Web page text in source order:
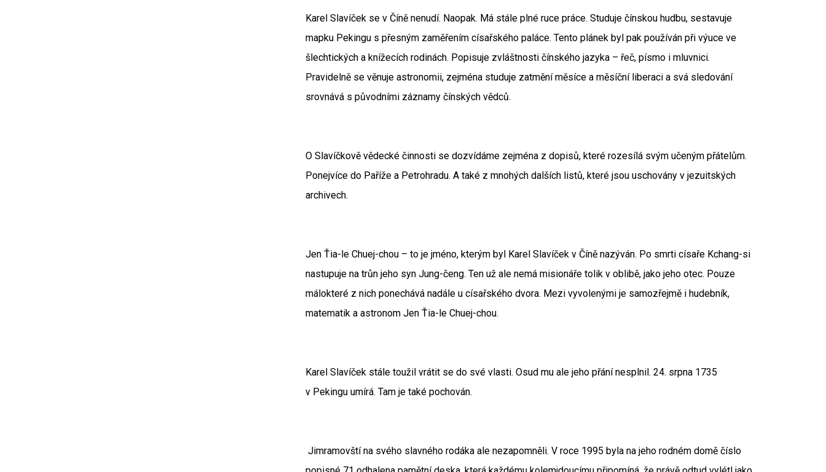
Karel Slavíček se v Číně nenudí. Naopak. Má stále plné ruce práce. Studuje čínskou hudbu, sestavuje
mapku Pekingu s přesným zaměřením císařského paláce. Tento plánek byl pak používán při výuce ve
šlechtických a knížecích rodinách. Popisuje zvláštnosti čínského jazyka – řeč, písmo i mluvnici.
Pravidelně se věnuje astronomii, zejména studuje zatmění měsíce a měsíční liberaci a svá sledování
srovnává s původními záznamy čínských vědců.
O Slavíčkově vědecké činnosti se dozvídáme zejména z dopisů, které rozesílá svým učeným přátelům.
Ponejvíce do Paříže a Petrohradu. A také z mnohých dalších listů, které jsou uschovány v jezuitských
archivech.
Jen Ťia-le Chuej-chou – to je jméno, kterým byl Karel Slavíček v Číně nazýván. Po smrti císaře Kchang-si
nastupuje na trůn jeho syn Jung-čeng. Ten už ale nemá misionáře tolik v oblibě, jako jeho otec. Pouze
málokteré z nich ponechává nadále u císařského dvora. Mezi vyvolenými je samozřejmě i hudebník,
matematik a astronom Jen Ťia-le Chuej-chou.
Karel Slavíček stále toužil vrátit se do své vlasti. Osud mu ale jeho přání nesplnil. 24. srpna 1735
v Pekingu umírá. Tam je také pochován.
Jimramovští na svého slavného rodáka ale nezapomněli. V roce 1995 byla na jeho rodném domě číslo